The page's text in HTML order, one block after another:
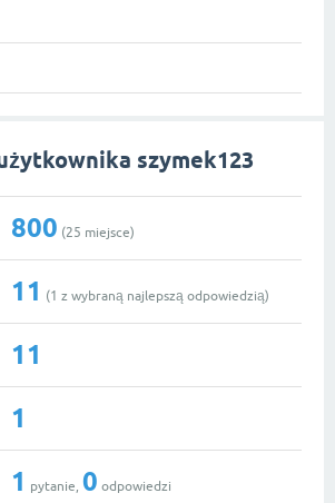
szymek123
800 (25 miejsce)
11 (1 z wybraną najlepszą odpowiedzią)
11
1
1 pytanie, 0 odpowiedzi